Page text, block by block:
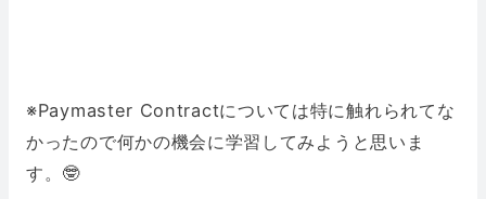
※Paymaster Contractについては特に触れられてな
かったので何かの機会に学習してみようと思いま
す。🤓